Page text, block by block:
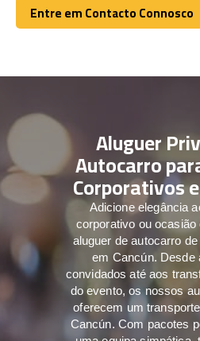
Entre em Contacto Connosco
Entre em Contacto Connosco
Aluguer
Autocarro
Corporativos
Adicione elegância
corporativo ou
aluguer de autocarro
em Cancún. Desde
convidados até aos
do evento, os nossos
oferecem um
Cancún. Com pacotes